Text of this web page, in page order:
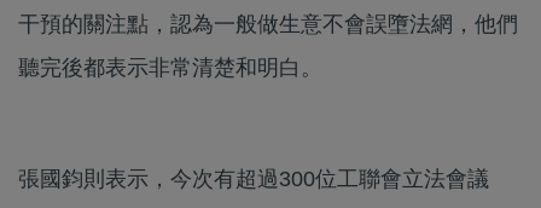
干預的關注點，認為一般做生意不會誤墮法網，他們
聽完後都表示非常清楚和明白。
張國鈞則表示，今次有超過300位工聯會立法會議